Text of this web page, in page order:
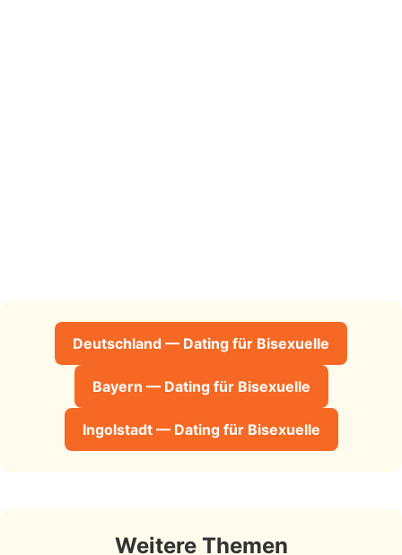
Deutschland — Dating für Bisexuelle
Bayern — Dating für Bisexuelle
Ingolstadt — Dating für Bisexuelle
Weitere Themen